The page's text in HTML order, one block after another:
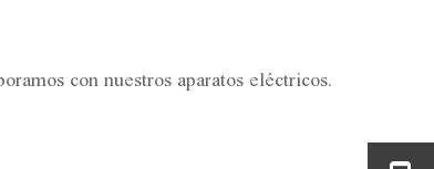
con nuestros aparatos eléctricos.